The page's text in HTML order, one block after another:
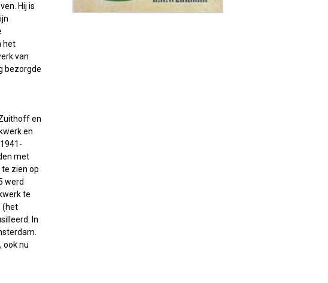
Hij is
het
van
bezorgde
en
en
met
zien op
werd
te
(het
In
ook nu